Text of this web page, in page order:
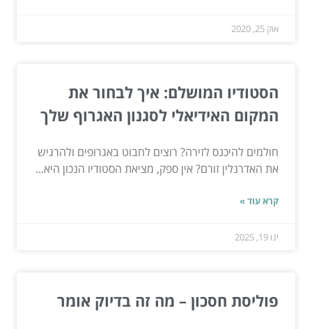
אוק 25, 2020
הסטודיו המושלם: איך לבחור את
המקום האידיאלי לסגנון האגרוף שלך
חולמים להיכנס לזירה? רוצים לחבוט באגרופים ולהרגיש
את האדרנלין זורם? אין ספק, מציאת הסטודיו הנכון היא...
קרא עוד »
ינו 19, 2025
פוליסת חסכון – מה זה בדיוק אומר